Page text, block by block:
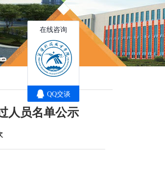
人员名单公示